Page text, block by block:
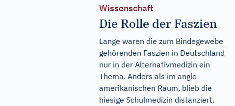
Wissenschaft
Die Rolle der Faszien
Lange waren die zum Bindegewebe
gehörenden Faszien in Deutschland
nur in der Alternativmedizin ein
Thema. Anders als im anglo-
amerikanischen Raum, blieb die
hiesige Schulmedizin distanziert.